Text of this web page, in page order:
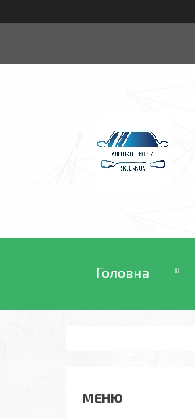
Головна